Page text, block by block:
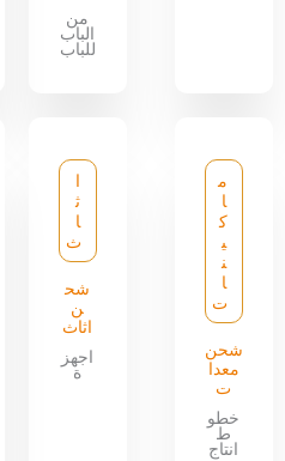
من
الباب
للباب
م
ا
ك
ي
ن
ا
ت
شحن
معدا
ت
خطو
ط
انتاج
ث
ا
ث
شح
ن
اثاث
اجهز
ة